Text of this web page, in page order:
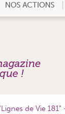
NOS ACTIONS
!
de Vie 181"